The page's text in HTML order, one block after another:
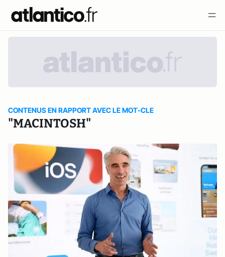
CONTENUS EN RAPPORT AVEC LE MOT-CLE
"MACINTOSH"